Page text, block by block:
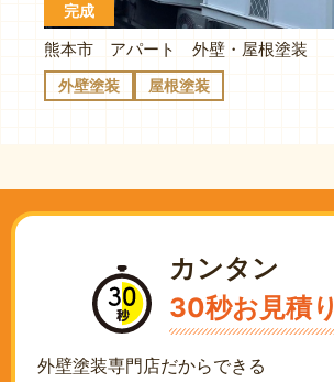
完成
熊本市 アパート 外壁・屋根塗装
外壁塗装 屋根塗装
カンタン
30秒お見積
外壁塗装専門店だからできる